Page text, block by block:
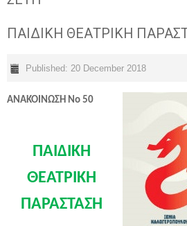
ΠΑΙΔΙΚΗ ΘΕΑΤΡΙΚΗ
Published: 20 December 2018
ΑΝΑΚΟΙΝΩΣΗ Νο 50
ΠΑΙΔΙΚΗ
ΘΕΑΤΡΙΚΗ
ΠΑΡΑΣΤΑΣΗ